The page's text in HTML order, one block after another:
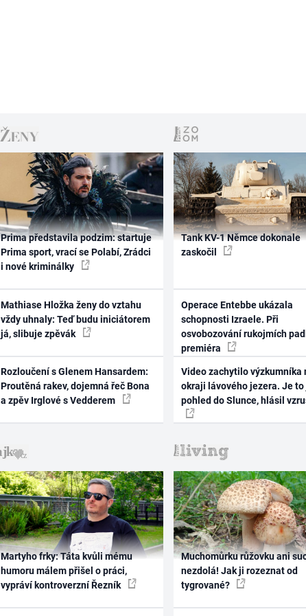
Prima představila podzim: startuje
Prima sport, vrací se Polabí, Zrádci
i nové kriminálky
Mathiase Hložka ženy do vztahu
vždy uhnaly: Teď budu iniciátorem
já, slibuje zpěvák
Rozloučení s Glenem Hansardem:
Proutěná rakev, dojemná řeč Bona
a zpěv Irglové s Vedderem
Tank KV-1 Němce dokonale
zaskočil
Operace Entebbe ukázala
schopnosti Izraele. Při
osvobozování rukojmích
premiéra
Video zachytilo výzkumníka
okraji lávového jezera. Je to
pohled do Slunce, hlásil
Martyho frky: Táta kvůli mému
humoru málem přišel o práci,
vypráví kontroverzní Řezník
Muchomůrku růžovku ani
nezdolá! Jak ji rozeznat od
tygrované?